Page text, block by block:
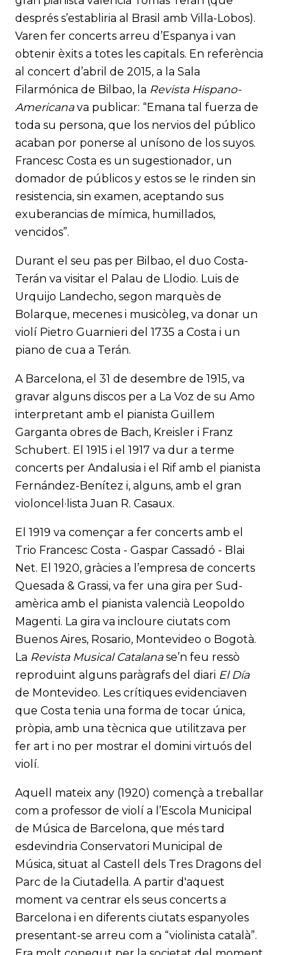
després s’establiria al Brasil amb Villa-Lobos).
Varen fer concerts arreu d’Espanya i van
obtenir èxits a totes les capitals. En referència
al concert d’abril de 2015, a la Sala
Filarmónica de Bilbao, la Revista Hispano-
Americanava publicar: “Emana tal fuerza de
toda su persona, que los nervios del público
acaban por ponerse al unísono de los suyos.
Francesc Costa es un sugestionador, un
domador de públicos y estos se le rinden sin
resistencia, sin examen, aceptando sus
exuberancias de mímica, humillados,
vencidos”.
Durant el seu pas per Bilbao, el duo Costa-
Terán va visitar el Palau de Llodio. Luis de
Urquijo Landecho, segon marquès de
Bolarque, mecenes i musicòleg, va donar un
violí Pietro Guarnieri del 1735 a Costa i un
piano de cua a Terán.
A Barcelona, el 31 de desembre de 1915, va
gravar alguns discos per a La Voz de su Amo
interpretant amb el pianista Guillem
Garganta obres de Bach, Kreisler i Franz
Schubert. El 1915 i el 1917 va dur a terme
concerts per Andalusia i el Rif amb el pianista
Fernández-Benítez i, alguns, amb el gran
violoncel·lista Juan R. Casaux.
El 1919 va començar a fer concerts amb el
Trio Francesc Costa - Gaspar Cassadó - Blai
Net. El 1920, gràcies a l’empresa de concerts
Quesada & Grassi, va fer una gira per Sud-
amèrica amb el pianista valencià Leopoldo
Magenti. La gira va incloure ciutats com
Buenos Aires, Rosario, Montevideo o Bogotà.
La Revista Musical Catalanase’n feu ressò
reproduint alguns paràgrafs del diari El Día
de Montevideo. Les crítiques evidenciaven
que Costa tenia una forma de tocar única,
pròpia, amb una tècnica que utilitzava per
fer art i no per mostrar el domini virtuós del
violí.
Aquell mateix any (1920) començà a treballar
com a professor de violí a l’Escola Municipal
de Música de Barcelona, que més tard
esdevindria Conservatori Municipal de
Música, situat al Castell dels Tres Dragons del
Parc de la Ciutadella. A partir d'aquest
moment va centrar els seus concerts a
Barcelona i en diferents ciutats espanyoles
presentant-se arreu com a “violinista català”.